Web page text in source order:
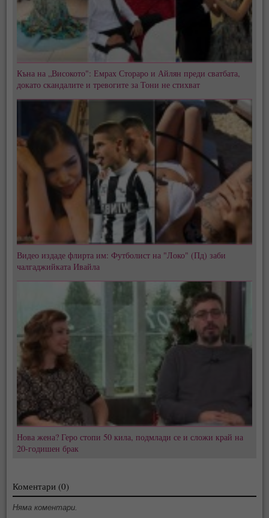
Къна на „Високото": Емрах Стораро и Айлян преди сватбата,
докато скандалите и тревогите за Тони не стихват
Видео издаде флирта им: Футболист на "Локо" (Пд) заби
чалгаджийката Ивайла
Нова жена? Геро стопи 50 кила, подмлади се и сложи край на
20-годишен брак
Коментари (0)
Няма коментари.